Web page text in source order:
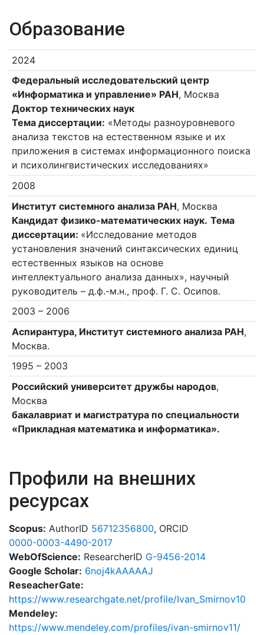
Образование
2024
Федеральный исследовательский центр
«Информатика и управление» РАН, Москва
Доктор технических наук
Тема диссертации: «Методы разноуровневого
анализа текстов на естественном языке и их
приложения в системах информационного поиска
и психолингвистических исследованиях»
2008
Институт системного анализа РАН, Москва
Кандидат физико-математических наук. Тема
диссертации: «Исследование методов
установления значений синтаксических единиц
естественных языков на основе
интеллектуального анализа данных», научный
руководитель – д.ф.-м.н., проф. Г. С. Осипов.
2003 – 2006
Аспирантура, Институт системного анализа РАН,
Москва.
1995 – 2003
Российский университет дружбы народов,
Москва
бакалавриат и магистратура по специальности
«Прикладная математика и информатика».
Профили на внешних
ресурсах
Scopus: AuthorID 56712356800, ORCID
0000-0003-4490-2017
WebOfScience: ResearcherID G-9456-2014
Google Scholar: 6noj4kAAAAAJ
ReseacherGate:
https://www.researchgate.net/profile/Ivan_Smirnov10
Mendeley:
https://www.mendeley.com/profiles/ivan-smirnov11/